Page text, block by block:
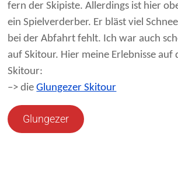
fern der Skipiste. Allerdings ist hier
ein Spielverderber. Er bläst viel
bei der Abfahrt fehlt. Ich war auch
auf Skitour. Hier meine Erlebnisse auf
Skitour:
–> dieGlungezer Skitour
Glungezer